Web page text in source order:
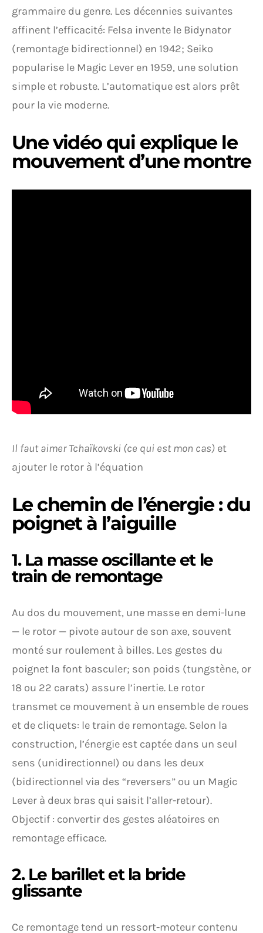
grammaire du genre. Les décennies suivantes
affinent l’efficacité: Felsa invente le Bidynator
(remontage bidirectionnel) en 1942; Seiko
popularise le Magic Lever en 1959, une solution
simple et robuste. L’automatique est alors prêt
pour la vie moderne.
Une vidéo qui explique le
mouvement d’une montre
Il faut aimer Tchaïkovski (ce qui est mon cas) et
ajouter le rotor à l’équation
Le chemin de l’énergie : du
poignet à l’aiguille
1. La masse oscillante et le
train de remontage
Au dos du mouvement, une masse en demi-lune
— le rotor — pivote autour de son axe, souvent
monté sur roulement à billes. Les gestes du
poignet la font basculer; son poids (tungstène, or
18 ou 22 carats) assure l’inertie. Le rotor
transmet ce mouvement à un ensemble de roues
et de cliquets: le train de remontage. Selon la
construction, l’énergie est captée dans un seul
sens (unidirectionnel) ou dans les deux
(bidirectionnel via des “reversers” ou un Magic
Lever à deux bras qui saisit l’aller-retour).
Objectif : convertir des gestes aléatoires en
remontage efficace.
2. Le barillet et la bride
glissante
Ce remontage tend un ressort-moteur contenu